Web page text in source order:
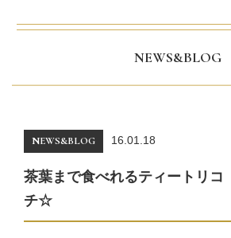
NEWS&BLOG
NEWS&BLOG 16.01.18
茶葉まで食べれるティートリ
チ☆